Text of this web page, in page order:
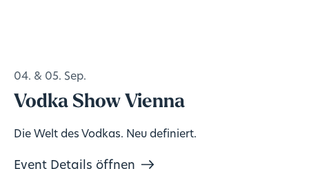
04. & 05. Sep.
Vodka Show Vienna
Die Welt des Vodkas. Neu definiert.
Event Details öffnen